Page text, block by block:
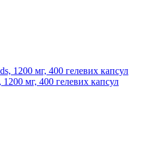
мг, 400 гелевих капсул